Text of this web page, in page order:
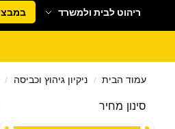
ריהוט לבית ולמשרד
עמוד הבית / ניקיון גיהוץ וכביסה /
סינון מחיר